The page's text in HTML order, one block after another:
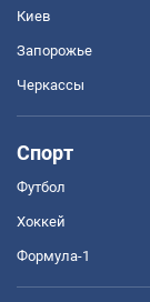
Киев
Запорожье
Черкассы
Спорт
Футбол
Хоккей
Формула-1